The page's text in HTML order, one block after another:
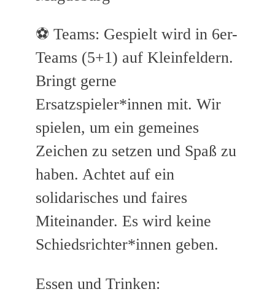
⚽ Teams: Gespielt wird in 6er-
Teams (5+1) auf Kleinfeldern.
Bringt gerne
Ersatzspieler*innen mit. Wir
spielen, um ein gemeines
Zeichen zu setzen und Spaß zu
haben. Achtet auf ein
solidarisches und faires
Miteinander. Es wird keine
Schiedsrichter*innen geben.
Essen und Trinken: